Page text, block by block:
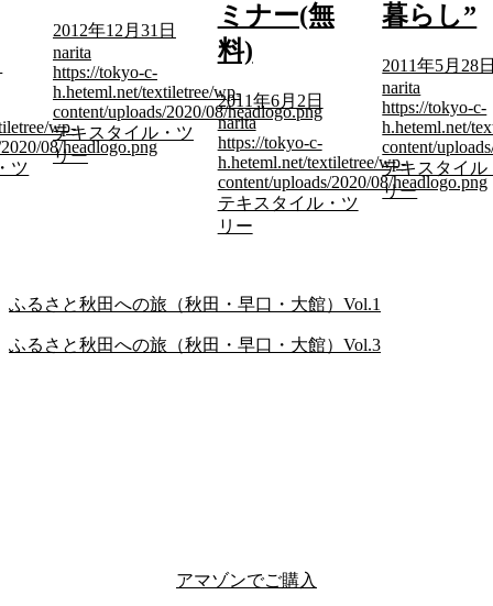
wp-
08/headlogo.png
ツ
2012年12月31日
narita
https://tokyo-c-
h.heteml.net/textiletree/wp-
content/uploads/2020/08/headlogo.png
テキスタイル・ツ
リー
ミナー(無
料)
2011年6月2日
narita
https://tokyo-c-
h.heteml.net/textiletree/wp-
content/uploads/2020/08/headlogo.png
テキスタイル・ツ
リー
暮らし”
2011年5月28
narita
https://tokyo-c-
h.heteml.net/
content/
テキスタイル
リー
ふるさと秋田への旅（秋田・早口・大館）Vol.1
ふるさと秋田への旅（秋田・早口・大館）Vol.3
アマゾンでご購入